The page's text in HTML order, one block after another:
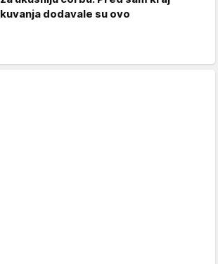
kuvanja dodavale su ovo